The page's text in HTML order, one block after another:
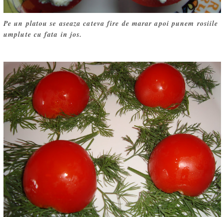
Pe un platou se aseaza cateva fire de marar apoi punem rosiile
umplute cu fata in jos.